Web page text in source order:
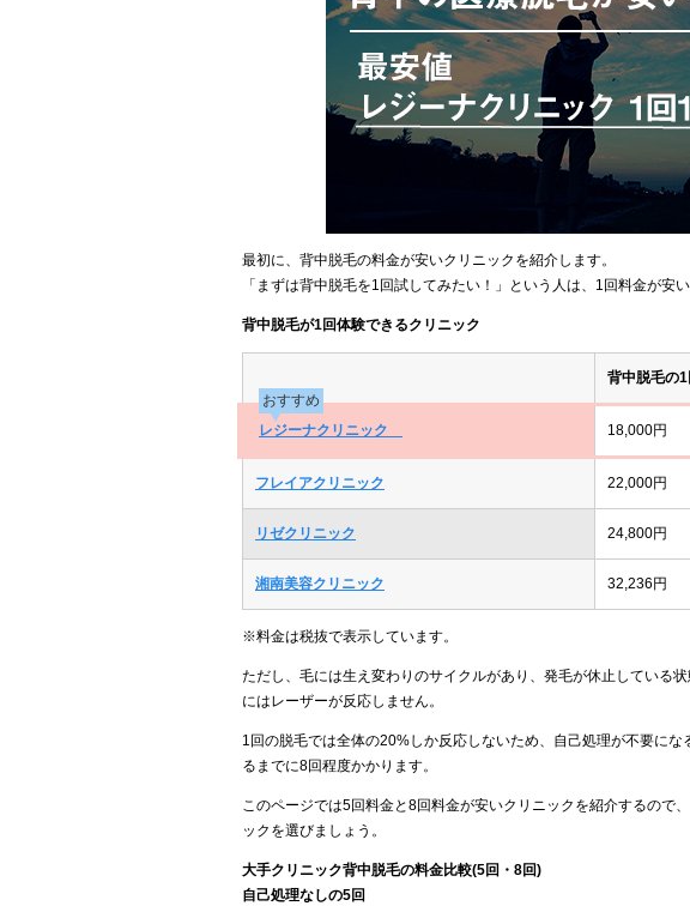
最初に、背中脱毛の料金が安いクリニックを紹介します。
「まずは背中脱毛を1回試してみたい！」という人は、1回料金が安
背中脱毛が1回体験できるクリニック
背中脱毛の
おすすめ
レジーナクリニック
18,000円
フレイアクリニック 22,000円
リゼクリニック 24,800円
湘南美容クリニック 32,236円
※料金は税抜で表示しています。
ただし、毛には生え変わりのサイクルがあり、発毛が休止している
にはレーザーが反応しません。
1回の脱毛では全体の20%しか反応しないため、自己処理が不要に
るまでに8回程度かかります。
このページでは5回料金と8回料金が安いクリニックを紹介するので
ックを選びましょう。
大手クリニック背中脱毛の料金比較(5回・8回)
自己処理なしの5回